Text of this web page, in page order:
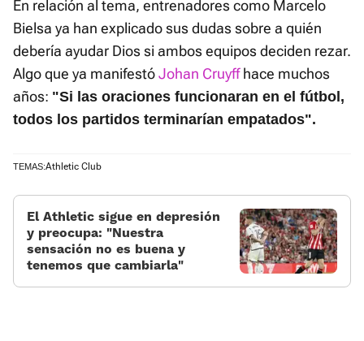
En relación al tema, entrenadores como Marcelo
Bielsa ya han explicado sus dudas sobre a quién
debería ayudar Dios si ambos equipos deciden rezar.
Algo que ya manifestóJohan Cruyffhace muchos
años: "Si las oraciones funcionaran en el fútbol,
todos los partidos terminarían empatados".
TEMAS:Athletic Club
El Athletic sigue en depresión
y preocupa: «Nuestra
sensación no es buena y
tenemos que cambiarla»